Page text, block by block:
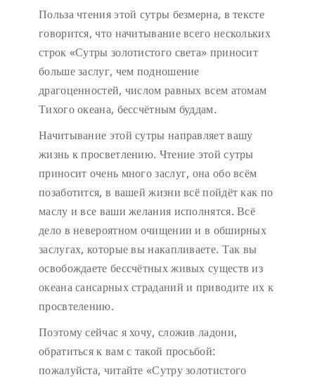
Польза чтения этой сутры безмерна, в тексте
говорится, что начитывание всего нескольких
строк «Сутры золотистого света» приносит
больше заслуг, чем подношение
драгоценностей, числом равных всем атомам
Тихого океана, бессчётным буддам.
Начитывание этой сутры направляет вашу
жизнь к просветлению. Чтение этой сутры
приносит очень много заслуг, она обо всём
позаботится, в вашей жизни всё пойдёт как по
маслу и все ваши желания исполнятся. Всё
дело в невероятном очищении и в обширных
заслугах, которые вы накапливаете. Так вы
освобождаете бессчётных живых существ из
океана сансарных страданий и приводите их к
просвтелению.
Поэтому сейчас я хочу, сложив ладони,
обратиться к вам с такой просьбой:
пожалуйста, читайте «Сутру золотистого